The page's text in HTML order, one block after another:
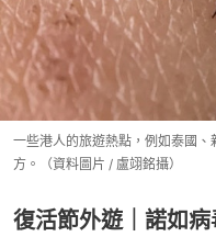
一些港人的旅遊熱點，例如泰國
方。（資料圖片 / 盧翊銘攝）
復活節外遊｜諾如